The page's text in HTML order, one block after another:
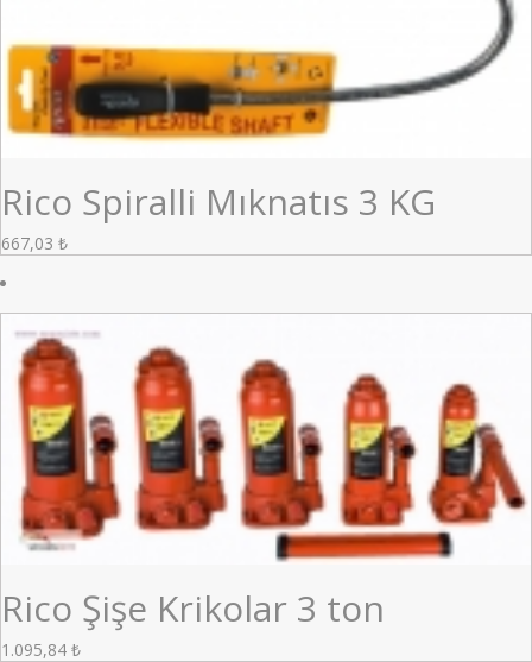
Rico Spiralli Mıknatıs 3 KG
667,03 ₺
Rico Şişe Krikolar 3 ton
1.095,84 ₺